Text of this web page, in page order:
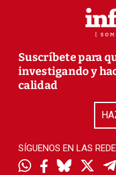
Suscríbete para
investigando y
calidad
SÍGUENOS EN LAS